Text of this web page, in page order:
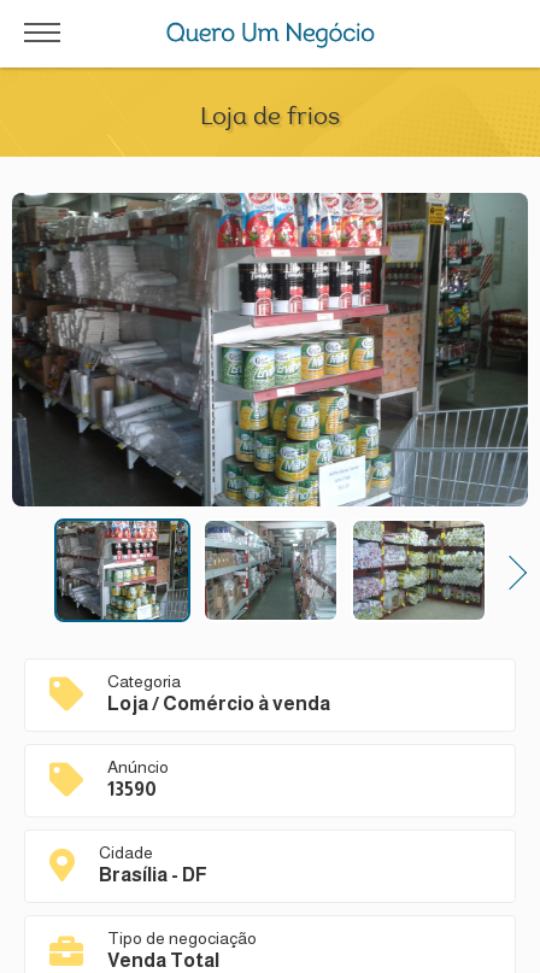
Loja de frios
Next
Categoria
Loja / Comércio à venda
Anúncio
13590
Cidade
Brasília - DF
Tipo de negociação
Venda Total